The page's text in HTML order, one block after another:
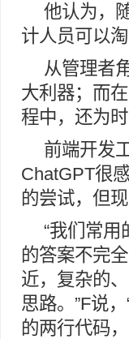
他认为，
计人员可以淘
从管理者
大利器；而
程中，还为时
前端开发
ChatGPT很
的尝试，但
“我们常
的答案不完
近，复杂的
思路。”F说
的两行代码